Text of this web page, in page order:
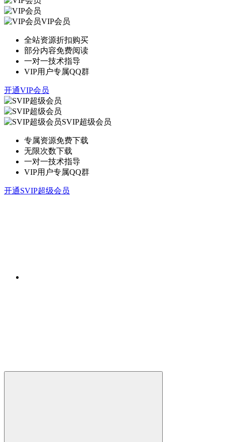
VIP会员
全站资源折扣购买
部分内容免费阅读
一对一技术指导
VIP用户专属QQ群
开通VIP会员
SVIP超级会员
专属资源免费下载
无限次数下载
一对一技术指导
VIP用户专属QQ群
开通SVIP超级会员